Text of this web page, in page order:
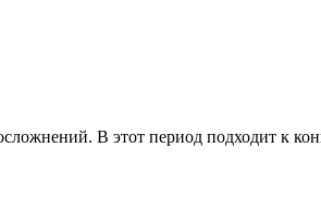
В этот период подходит к